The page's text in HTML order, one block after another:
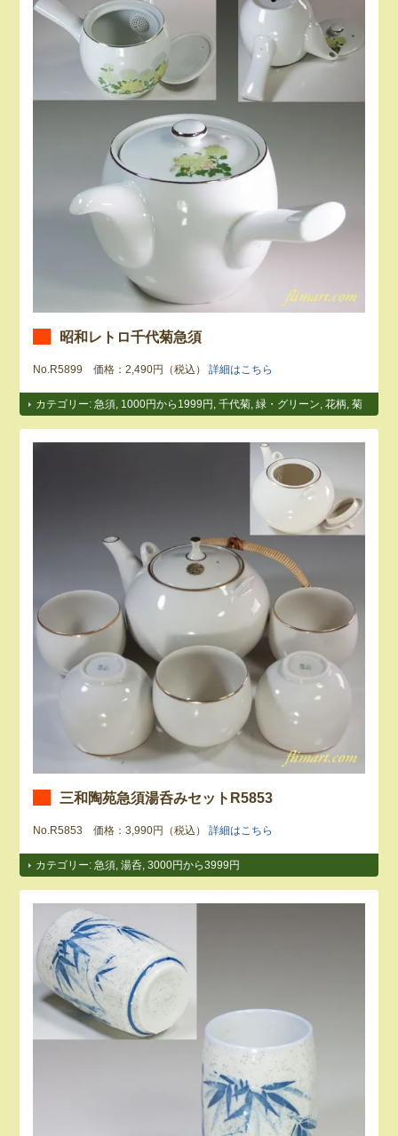
昭和レトロ千代菊急須
No.R5899 価格：2,490円（税込）詳細はこちら
カテゴリー:急須 1000円から1999円 ,千代菊 ,緑・グリーン ,花柄 ,菊
三和陶苑急須湯呑みセットR5853
No.R5853 価格：3,990円（税込）詳細はこちら
カテゴリー:急須,湯呑,3000円から3999円